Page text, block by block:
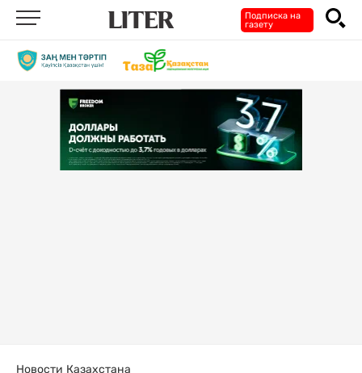
Подписка на
газету
Новости Казахстана